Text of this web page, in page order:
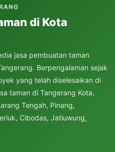
di Kota
jasa pembuatan taman
Berpengalaman sejak
yang telah diselesaikan di
taman di Tangerang Kota,
Tengah, Pinang,
Cibodas, Jatiuwung,